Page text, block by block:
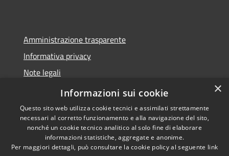
Amministrazione trasparente
Informativa privacy
Note legali
Dichiarazione di accessibilità
Accessibilità
Copyright © 2026 • Comune di
Molinella • Powered by
×
Informazioni sui cookie
Questo sito web utilizza cookie tecnici e assimilati strettamente
necessari al corretto funzionamento e alla navigazione del sito,
nonché un cookie tecnico analitico al solo fine di elaborare
informazioni statistiche, aggregate e anonime.
Per maggiori dettagli, può consultare la cookie policy al seguente link